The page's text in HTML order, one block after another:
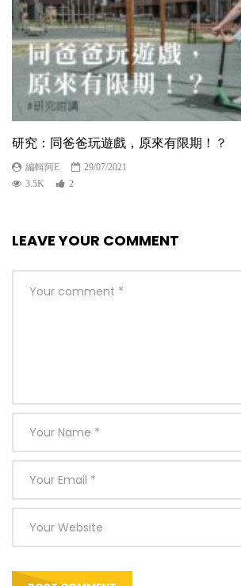
研究：同爸爸玩遊戲，原來有限期！？
編輯阿E
29/07/2021
3.5K
2
LEAVE YOUR COMMENT